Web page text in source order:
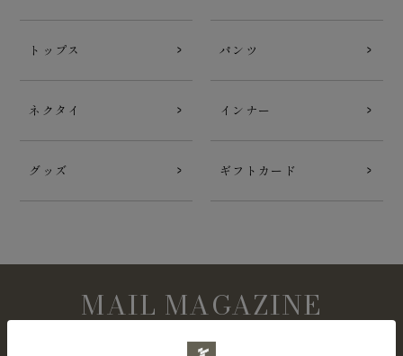
トップス パンツ
ネクタイ インナー
グッズ ギフトカード
MAIL MAGAZINE
メールマガジン購読